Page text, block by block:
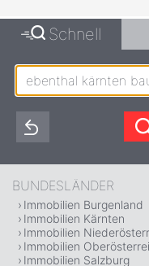
Schnell
BUNDESLÄNDER
Immobilien Burgenland
Immobilien Kärnten
Immobilien
Immobilien
Immobilien Salzburg